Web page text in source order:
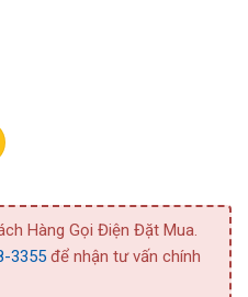
EVMSG 5 13F5 Q1BEG E/3.0
Hàng Gọi Điện Đặt Mua.
3355 để nhận tư vấn chính